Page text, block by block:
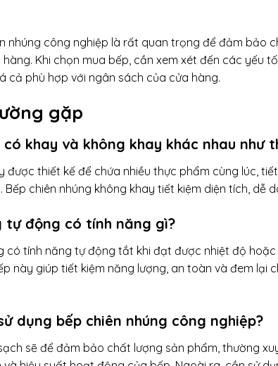
nhúng công nghiệp là rất quan trọng để đảm bảo
Khi chọn mua bếp, cần xem xét đến các yếu
cả phù hợp với ngân sách của cửa hàng.
gặp
có khay và không khay khác nhau như
được thiết kế để chứa nhiều thực phẩm cùng lúc,
chiên nhúng không khay tiết kiệm diện tích, dễ
tự động có tính năng gì?
có tính năng tự động tắt khi đạt được nhiệt độ
này giúp tiết kiệm năng lượng, an toàn và đem lại
dụng bếp chiên nhúng công nghiệp?
sẽ để đảm bảo chất lượng sản phẩm, thường